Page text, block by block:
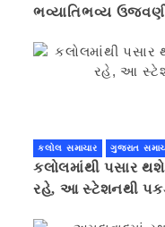
ભવ્યાતિભવ્ય
કલોલ સમાચાર ગુજરાત
કલોલમાંથી પસાર
રહે, આ સ્ટેશનથી